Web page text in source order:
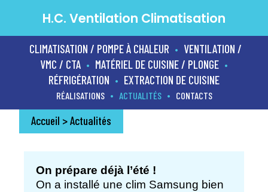
H.C. Ventilation Climatisation
CLIMATISATION / POMPE À CHALEUR • VENTILATION /
VMC / CTA • MATÉRIEL DE CUISINE / PLONGE •
RÉFRIGÉRATION • EXTRACTION DE CUISINE
RÉALISATIONS • ACTUALITÉS • CONTACTS
Accueil >Actualités
On prépare déjà l’été !
On a installé une clim Samsung bien